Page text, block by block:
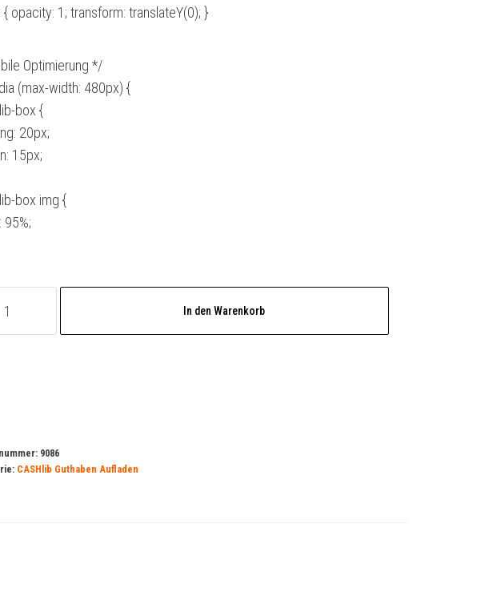
{ opacity: 1; transform: translateY(0); }
Optimierung */
(max-width: 480px) {
box {
20px;
15px;
box img {
95%;
In den Warenkorb
9086
CASHlib Guthaben Aufladen